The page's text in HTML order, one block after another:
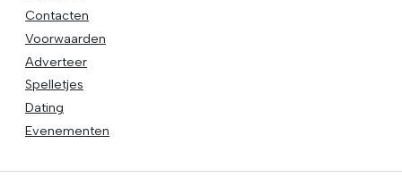
Contacten
Voorwaarden
Adverteer
Spelletjes
Dating
Evenementen